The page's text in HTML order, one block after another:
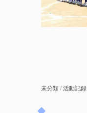
未分類/ 活動記録